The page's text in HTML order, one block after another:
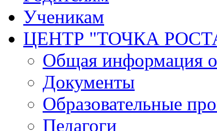
Ученикам
ЦЕНТР "ТОЧКА
Общая информация
Документы
Образовательные
Педагоги